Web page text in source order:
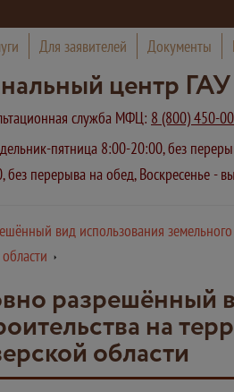
Для заявителей Документы
центр
служба МФЦ: 8 (800) 450-
пятница 8:00-20:00, без
перерыва на обед, Воскресенье -
вид использования земельного
разрешённый
на
области